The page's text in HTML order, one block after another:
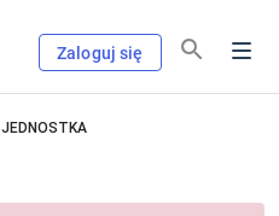
Zaloguj się
JEDNOSTKA